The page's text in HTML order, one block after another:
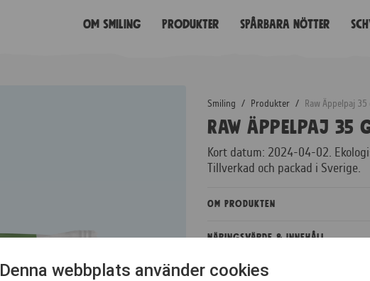
Om Smiling Produkter Spårbara nötter
Smiling / Produkter / Raw Äppelpaj 35
Raw Äppelpaj 35
Kort datum: 2024-04-02.
Tillverkad och packad i Sverige.
Om Produkten
Näringsvärde & Innehåll
Mer Information
Denna webbplats använder cookies